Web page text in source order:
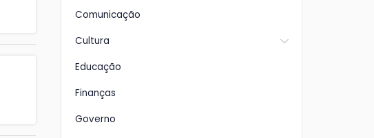
Comunicação
Cultura
Educação
Finanças
Governo